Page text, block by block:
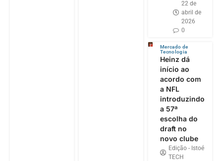
22 de
abril de
2026
0
Mercado de
Tecnologia
Heinz dá
início ao
acordo com
a NFL
introduzindo
a 57ª
escolha do
draft no
novo clube
Edição - Istoé
TECH